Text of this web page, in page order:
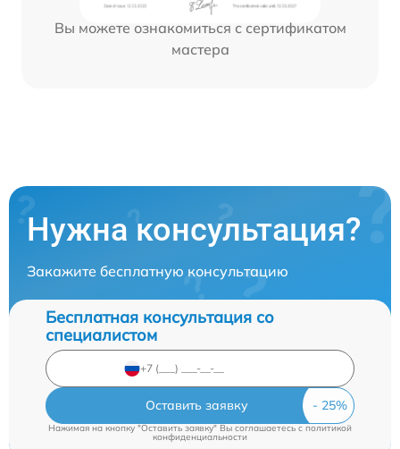
Вы можете ознакомиться с сертификатом
мастера
Нужна консультация?
Закажите бесплатную консультацию
Бесплатная консультация со
специалистом
Оставить заявку
Нажимая на кнопку "Оставить заявку" Вы соглашаетесь cполитикой
конфиденциальности